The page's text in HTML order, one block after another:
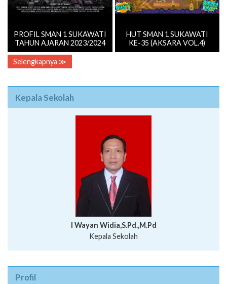
PROFIL SMAN 1 SUKAWATI
TAHUN AJARAN 2023/2024
HUT SMAN 1 SUKAWATI
KE-35 (AKSARA VOL.4)
Selengkapnya ≫
Kepala Sekolah
I Wayan Widia,S.Pd.,M.Pd
Kepala Sekolah
Profil